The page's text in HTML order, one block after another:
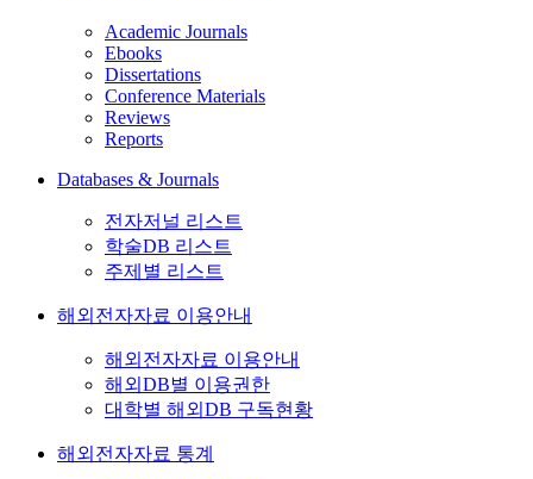
Academic Journals
Ebooks
Dissertations
Conference Materials
Reviews
Reports
Databases & Journals
전자저널 리스트
학술DB 리스트
주제별 리스트
해외전자자료 이용안내
해외전자자료 이용안내
해외DB별 이용권한
대학별 해외DB 구독현황
해외전자자료 통계